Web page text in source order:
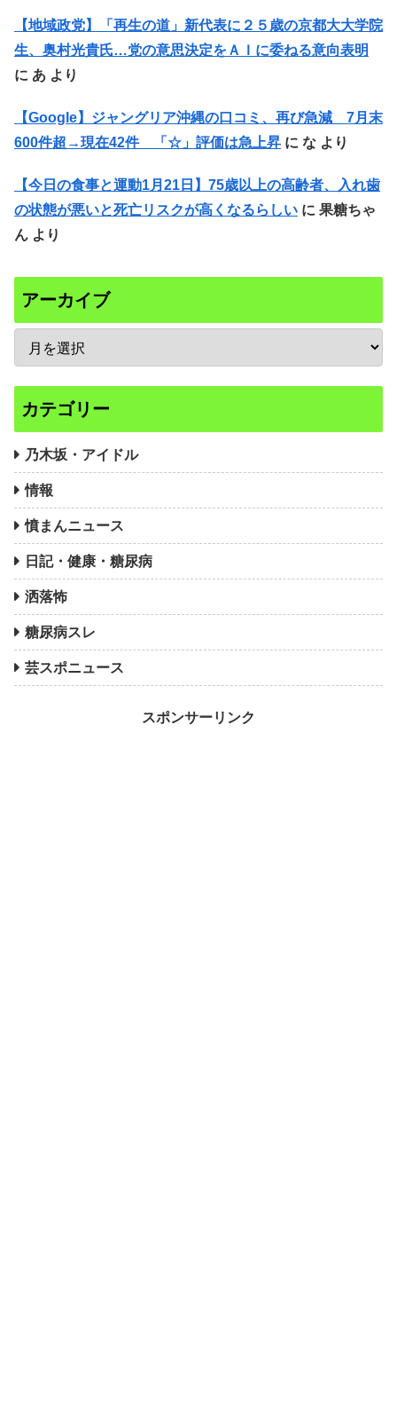
【地域政党】「再生の道」新代表に２５歳の京都大大学院
生、奥村光貴氏…党の意思決定をＡＩに委ねる意向表明
に あ より
【Google】ジャングリア沖縄の口コミ、再び急減 7月末
600件超→現在42件 「☆」評価は急上昇 に な より
【今日の食事と運動1月21日】75歳以上の高齢者、入れ歯
の状態が悪いと死亡リスクが高くなるらしい に 果糖ちゃ
ん より
アーカイブ
カテゴリー
乃木坂・アイドル
情報
憤まんニュース
日記・健康・糖尿病
洒落怖
糖尿病スレ
芸スポニュース
スポンサーリンク